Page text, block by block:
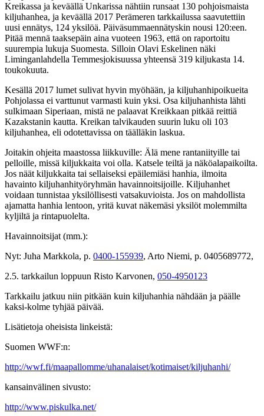
Kreikassa ja keväällä Unkarissa nähtiin runsaat 130 pohjoismaista
kiljuhanhea, ja keväällä 2017 Perämeren tarkkailussa saavutettiin
uusi ennätys, 124 yksilöä. Päiväsummaennätyskin nousi 120:een.
Pitää mennä taaksepäin aina vuoteen 1963, että on raportoitu
suurempia lukuja Suomesta. Silloin Olavi Eskelinen näki
Liminganlahdella Temmesjokisuussa yhteensä 319 kiljukasta 14.
toukokuuta.
Kesällä 2017 lumet sulivat hyvin myöhään, ja kiljuhanhipoikueita
Pohjolassa ei varttunut varmasti kuin yksi. Osa kiljuhanhista lähti
sulkimaan Siperiaan, mistä ne palaavat Kreikkaan pitkää reittiä
Kazakstanin kautta. Kreikan talvikauden suurin luku oli 103
kiljuhanhea, eli odotettavissa on täälläkin laskua.
Joitakin ohjeita maastossa liikkuville: Älä mene rantaniityille tai
pelloille, missä kiljukkaita voi olla. Katsele teiltä ja näköalapaikoilta.
Jos näät kiljukkaita tai sellaiseksi epäilemiäsi hanhia, ilmoita
havainto kiljuhanhityöryhmän havainnoitsijoille. Kiljuhanhet
voidaan tunnistaa yksilöllisesti vatsakuvioista. Jos on mahdollista
ajamatta hanhia lentoon, yritä kuvat näkemäsi yksilöt molemmilta
kyljiltä ja rintapuolelta.
Havainnoitsijat (mm.):
Nyt: Juha Markkola, p. 0400-155939, Arto Niemi, p. 0405689772,
2.5. tarkkailun loppuun Risto Karvonen, 050-4950123
Tarkkailu jatkuu niin pitkään kuin kiljuhanhia nähdään ja päälle
kaksi-kolme tyhjää päivää.
Lisätietoja oheisista linkeistä:
Suomen WWF:n:
http://wwf.fi/maapallomme/uhanalaiset/kotimaiset/kiljuhanhi/
kansainvälinen sivusto:
http://www.piskulka.net/